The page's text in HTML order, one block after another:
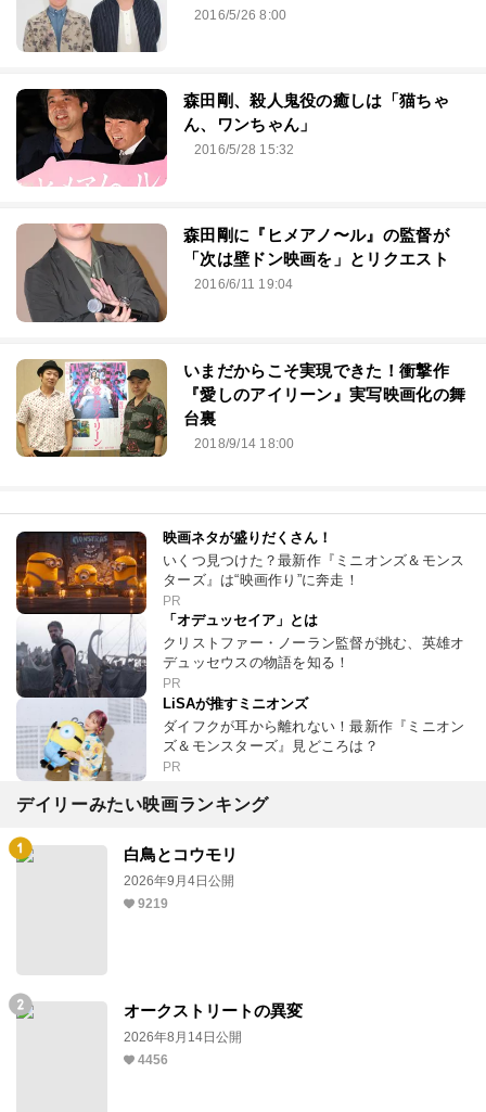
2016/5/26 8:00
森田剛、殺人鬼役の癒しは「猫ちゃ
ん、ワンちゃん」
2016/5/28 15:32
森田剛に『ヒメアノ〜ル』の監督が
「次は壁ドン映画を」とリクエスト
2016/6/11 19:04
いまだからこそ実現できた！衝撃作
『愛しのアイリーン』実写映画化の舞
台裏
2018/9/14 18:00
映画ネタが盛りだくさん！
いくつ見つけた？最新作『ミニオンズ＆モンス
ターズ』は“映画作り”に奔走！
PR
「オデュッセイア」とは
クリストファー・ノーラン監督が挑む、英雄オ
デュッセウスの物語を知る！
PR
LiSAが推すミニオンズ
ダイフクが耳から離れない！最新作『ミニオン
ズ＆モンスターズ』見どころは？
PR
デイリーみたい映画ランキング
白鳥とコウモリ
2026年9月4日公開
9219
オークストリートの異変
2026年8月14日公開
4456